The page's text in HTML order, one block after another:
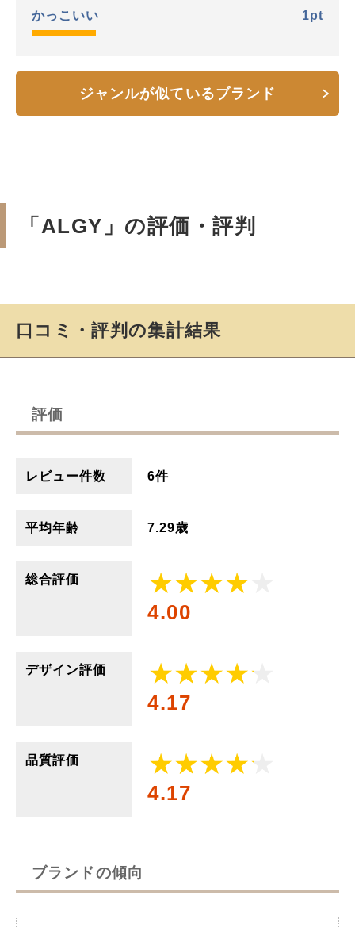
かっこいい 1pt
ジャンルが似ているブランド
「ALGY」の評価・評判
口コミ・評判の集計結果
評価
レビュー件数 6件
平均年齢 7.29歳
総合評価
4.00
デザイン評価
4.17
品質評価
4.17
ブランドの傾向